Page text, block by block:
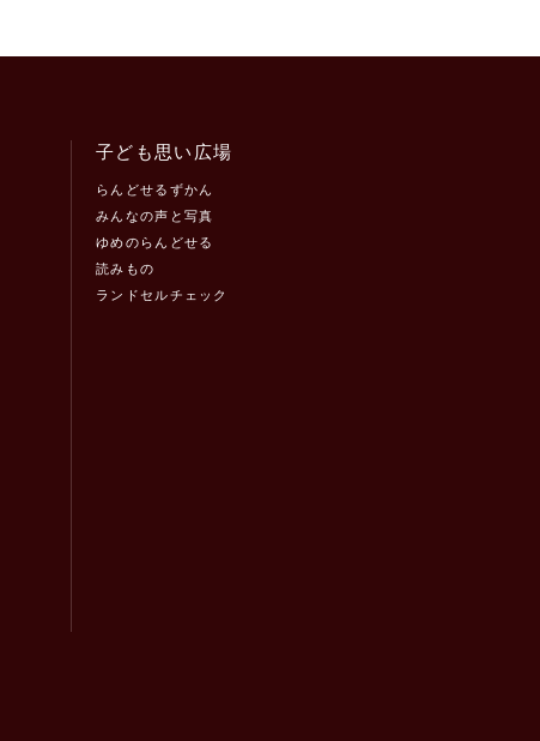
子ども思い広場
らんどせるずかん
みんなの声と写真
ゆめのらんどせる
読みもの
ランドセルチェック